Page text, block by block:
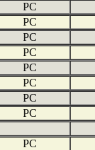
PC
PC
PC
PC
PC
PC
PC
PC
PC